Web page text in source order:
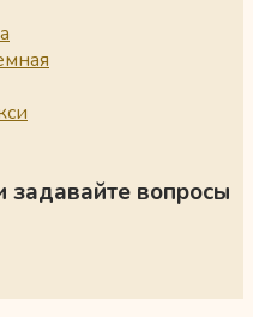
задавайте вопросы